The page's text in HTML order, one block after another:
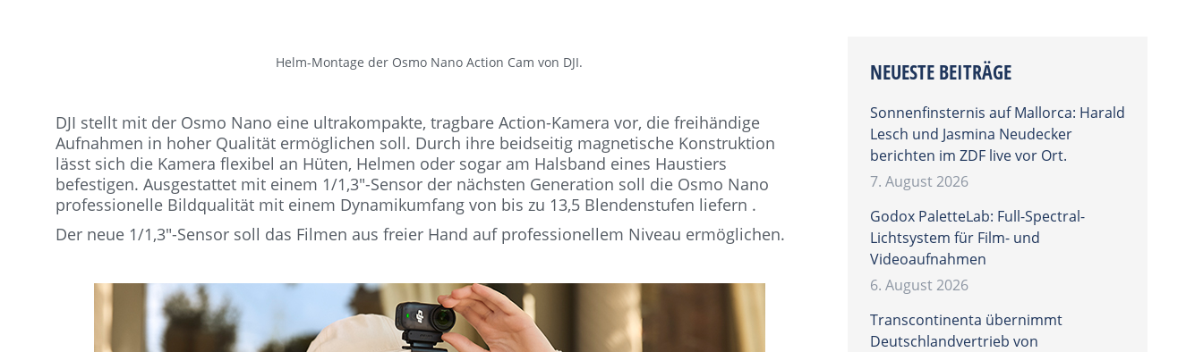
Helm-Montage der Osmo Nano Action Cam von DJI.
DJI stellt mit der Osmo Nano eine ultrakompakte, tragbare Action-Kamera vor, die freihändige
Aufnahmen in hoher Qualität ermöglichen soll. Durch ihre beidseitig magnetische Konstruktion
lässt sich die Kamera flexibel an Hüten, Helmen oder sogar am Halsband eines Haustiers
befestigen. Ausgestattet mit einem 1/1,3″-Sensor der nächsten Generation soll die Osmo Nano
professionelle Bildqualität mit einem Dynamikumfang von bis zu 13,5 Blendenstufen liefern .
Der neue 1/1,3″-Sensor soll das Filmen aus freier Hand auf professionellem Niveau ermöglichen.
NEUESTE BEITRÄGE
Sonnenfinsternis auf Mallorca: Harald
Lesch und Jasmina Neudecker
berichten im ZDF live vor Ort.
7. August 2026
Godox PaletteLab: Full-Spectral-
Lichtsystem für Film- und
Videoaufnahmen
6. August 2026
Transcontinenta übernimmt
Deutschlandvertrieb von